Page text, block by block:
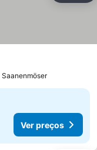
Ver preços